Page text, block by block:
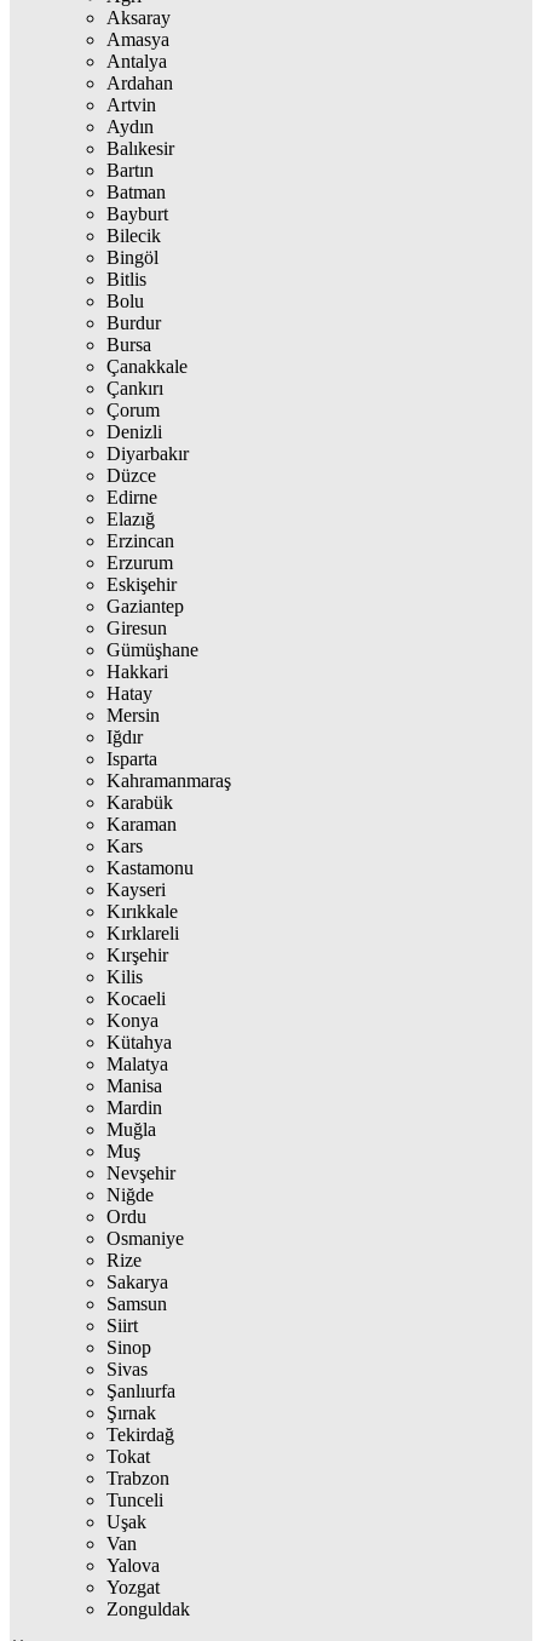
Aksaray
Amasya
Antalya
Ardahan
Artvin
Aydın
Balıkesir
Bartın
Batman
Bayburt
Bilecik
Bingöl
Bitlis
Bolu
Burdur
Bursa
Çanakkale
Çankırı
Çorum
Denizli
Diyarbakır
Düzce
Edirne
Elazığ
Erzincan
Erzurum
Eskişehir
Gaziantep
Giresun
Gümüşhane
Hakkari
Hatay
Mersin
Iğdır
Isparta
Kahramanmaraş
Karabük
Karaman
Kars
Kastamonu
Kayseri
Kırıkkale
Kırklareli
Kırşehir
Kilis
Kocaeli
Konya
Kütahya
Malatya
Manisa
Mardin
Muğla
Muş
Nevşehir
Niğde
Ordu
Osmaniye
Rize
Sakarya
Samsun
Siirt
Sinop
Sivas
Şanlıurfa
Şırnak
Tekirdağ
Tokat
Trabzon
Tunceli
Uşak
Van
Yalova
Yozgat
Zonguldak